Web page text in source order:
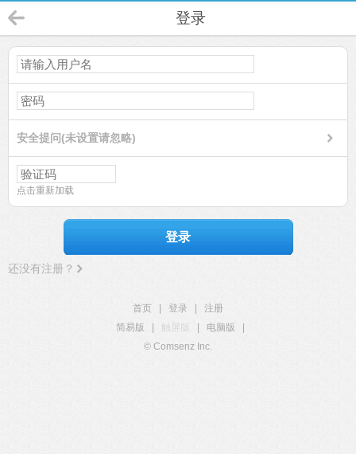
登录
安全提问(未设置请忽略)
点击重新加载
登录
还没有注册？
首页 登录
注册
简易版
触屏版 电脑版
© Comsenz Inc.